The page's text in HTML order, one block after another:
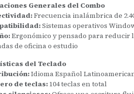
Generales del Combo
Frecuencia inalámbrica de
Sistemas operativos
Ergonómico y pensado para reducir
de oficina o estudio
del Teclado
Idioma Español
de teclas: 104 teclas en total